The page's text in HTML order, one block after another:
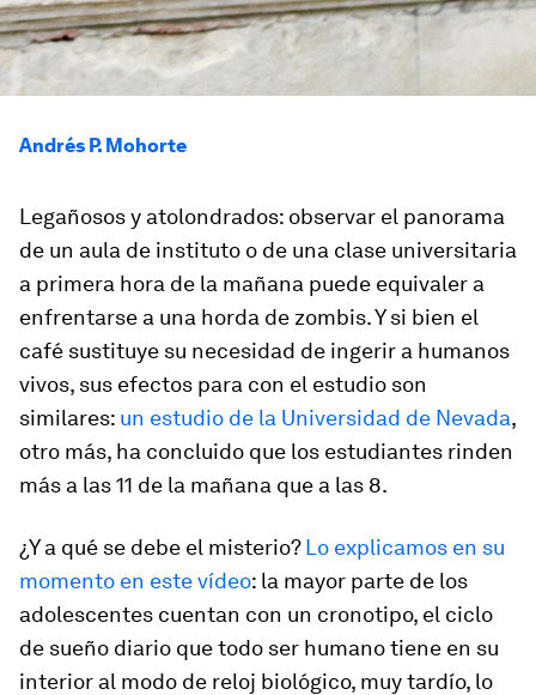
Andrés P. Mohorte
Legañosos y atolondrados: observar el panorama
de un aula de instituto o de una clase universitaria
a primera hora de la mañana puede equivaler a
enfrentarse a una horda de zombis. Y si bien el
café sustituye su necesidad de ingerir a humanos
vivos, sus efectos para con el estudio son
similares: un estudio de la Universidad de Nevada,
otro más, ha concluido que los estudiantes rinden
más a las 11 de la mañana que a las 8.
¿Y a qué se debe el misterio?Lo explicamos en su
momento en este vídeo: la mayor parte de los
adolescentes cuentan con un cronotipo, el ciclo
de sueño diario que todo ser humano tiene en su
interior al modo de reloj biológico, muy tardío, lo